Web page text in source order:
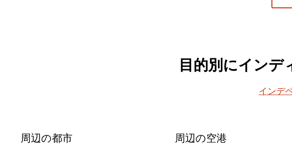
目的別にインデ
インデ
周辺の都市
周辺の空港